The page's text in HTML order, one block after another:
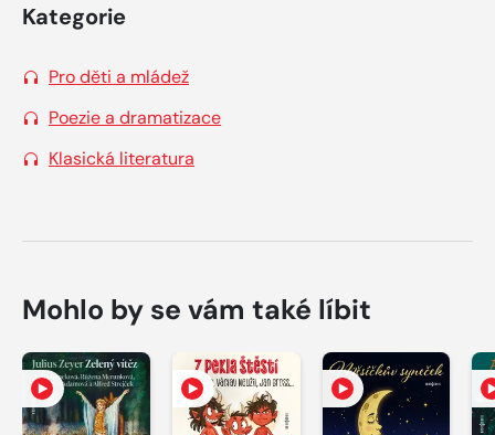
Kategorie
Pro děti a mládež
Poezie a dramatizace
Klasická literatura
Mohlo by se vám také líbit